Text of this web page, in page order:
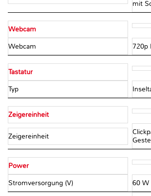
mit
Webcam
Webcam 720p
Tastatur
Typ
Zeigereinheit
Zeigereinheit
Power
Stromversorgung (V) 60 W